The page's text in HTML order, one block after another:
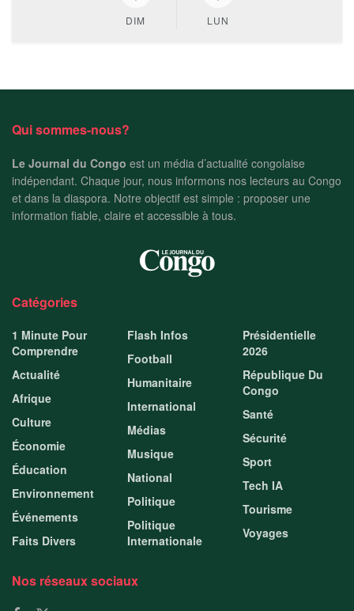
DIM LUN
Qui sommes-nous?
Le Journal du Congo est un média d’actualité congolaise
indépendant. Chaque jour, nous informons nos lecteurs au Congo
et dans la diaspora. Notre objectif est simple : proposer une
information fiable, claire et accessible à tous.
Catégories
1 Minute Pour
Comprendre
Actualité
Afrique
Culture
Économie
Éducation
Environnement
Événements
Faits Divers
Flash Infos
Football
Humanitaire
International
Médias
Musique
National
Politique
Politique
Internationale
Présidentielle
2026
République Du
Congo
Santé
Sécurité
Sport
Tech IA
Tourisme
Voyages
Nos réseaux sociaux